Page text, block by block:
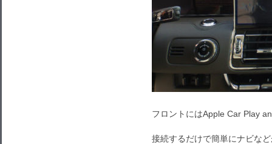
フロントにはApple Car Play
接続するだけで簡単にナビな